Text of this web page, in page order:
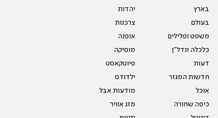
בארץ
בעולם
משפט ופלילים
כלכלה ונדל"ן
דעות
חדשות המגזר
אוכל
כיפה שחורה
יהדות
צרכנות
אופנה
מוסיקה
פיוטקאסט
ילדודס
מודעות אבל
מזג אוויר